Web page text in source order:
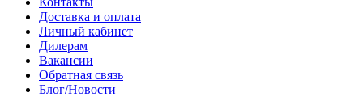
Доставка и оплата
Личный кабинет
Дилерам
Вакансии
Обратная связь
Блог/Новости